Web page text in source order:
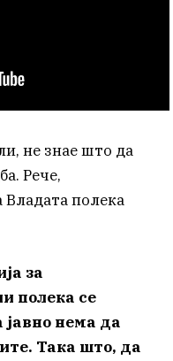
не знае што да
Рече,
Владата полека
за
полека се
јавно нема да
Така што, да